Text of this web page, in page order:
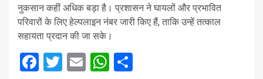
नुकसान कहीं अधिक बड़ा है। प्रशासन ने घायलों और प्रभावित
परिवारों के लिए हेल्पलाइन नंबर जारी किए हैं, ताकि उन्हें तत्काल
सहायता प्रदान की जा सके।
Facebook
Twitter
EmailWhatsApp